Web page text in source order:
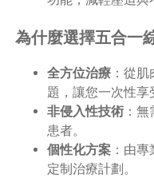
為什麼選擇五合一
全方位治療：從肌
題，讓您一次性享
非侵入性技術：無
患者。
個性化方案：由專
定制治療計劃。